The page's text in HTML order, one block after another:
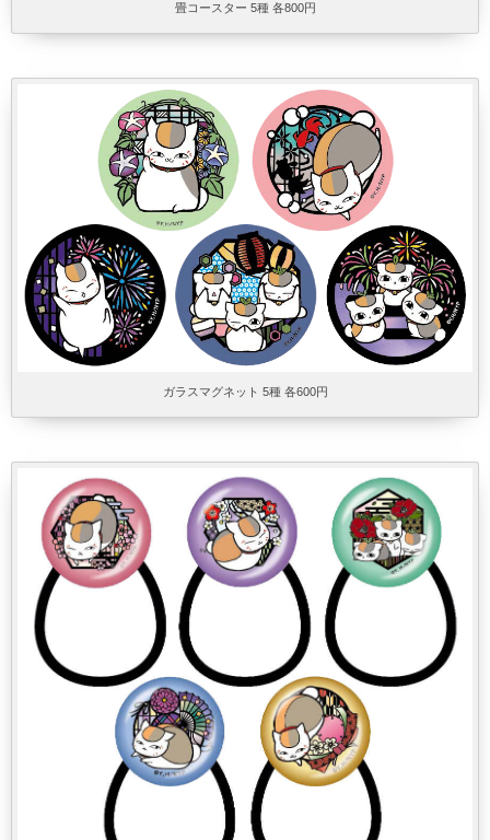
畳コースター 5種 各800円
ガラスマグネット 5種 各600円